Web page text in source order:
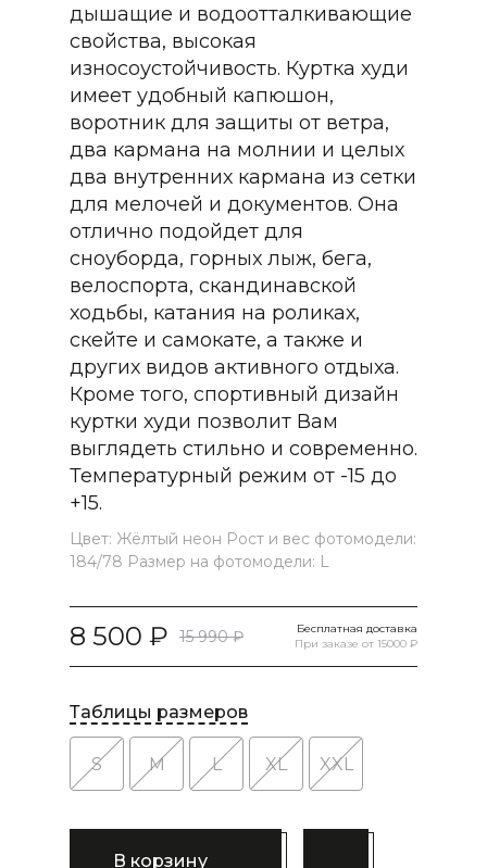
дышащие и водоотталкивающие
свойства, высокая
износоустойчивость. Куртка худи
имеет удобный капюшон,
воротник для защиты от ветра,
два кармана на молнии и целых
два внутренних кармана из сетки
для мелочей и документов. Она
отлично подойдет для
сноуборда, горных лыж, бега,
велоспорта, скандинавской
ходьбы, катания на роликах,
скейте и самокате, а также и
других видов активного отдыха.
Кроме того, спортивный дизайн
куртки худи позволит Вам
выглядеть стильно и современно.
Температурный режим от -15 до
+15.
Цвет: Жёлтый неон Рост и вес фотомодели:
184/78 Размер на фотомодели: L
8 500 15 990
Бесплатная доставка
При заказе от 15000 ₽
Таблицы размеров
S M L XL XXL
В корзину